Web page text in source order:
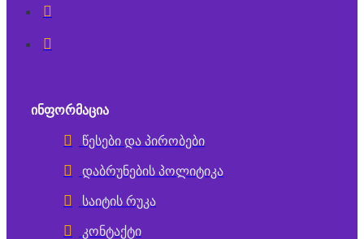
ᲘᲜᲤᲝᲠᲛᲐᲪᲘᲐ
წესები და პირობები
დაბრუნების პოლიტიკა
საიტის რუკა
კონტაქტი